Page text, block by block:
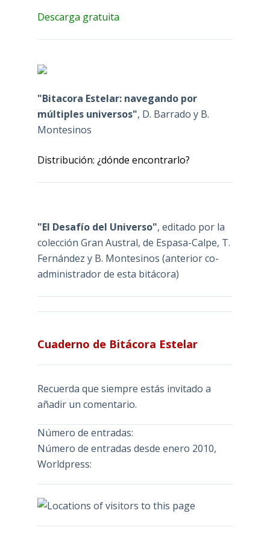
Descarga gratuita
"Bitacora Estelar: navegando por
múltiples universos", D. Barrado y B.
Montesinos
Distribución: ¿dónde encontrarlo?
"El Desafío del Universo", editado por la
colección Gran Austral, de Espasa-Calpe, T.
Fernández y B. Montesinos (anterior co-
administrador de esta bitácora)
Cuaderno de Bitácora Estelar
Recuerda que siempre estás invitado a
añadir un comentario.
Número de entradas:
Número de entradas desde enero 2010,
Worldpress: